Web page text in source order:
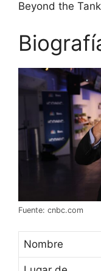
Beyond the
Fuente: cnbc.com
Nombre